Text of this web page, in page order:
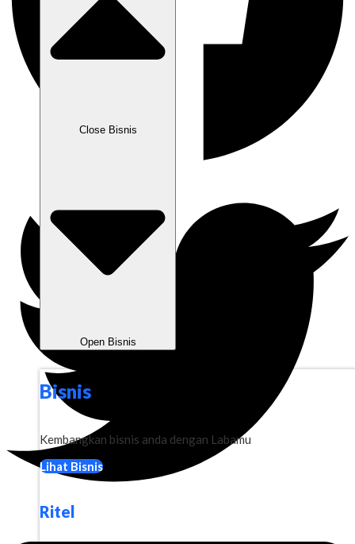
Close Bisnis
Open Bisnis
Bisnis
Kembangkan bisnis anda dengan Labamu
Lihat Bisnis
Ritel